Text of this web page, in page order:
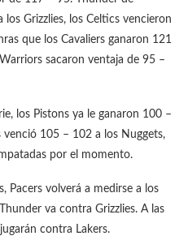
Grizzlies, los Celtics vencieron
que los Cavaliers ganaron 121
sacaron ventaja de 95 –
los Pistons ya le ganaron 100 –
venció 105 – 102 a los Nuggets,
por el momento.
Pacers volverá a medirse a los
va contra Grizzlies. A las
contra Lakers.